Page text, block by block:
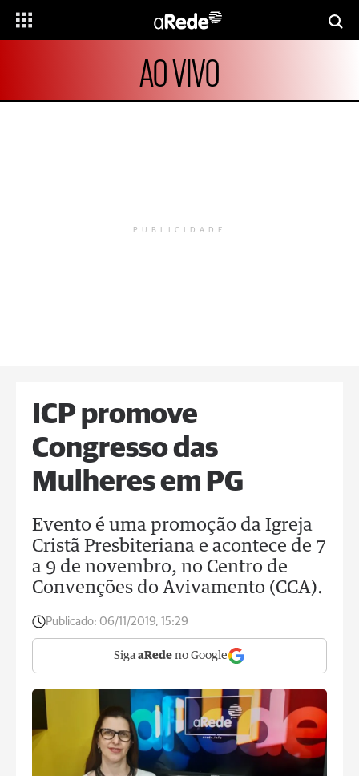
AO VIVO
PUBLICIDADE
ICP promove
Congresso das
Mulheres em PG
Evento é uma promoção da Igreja
Cristã Presbiteriana e acontece de 7
a 9 de novembro, no Centro de
Convenções do Avivamento (CCA).
Publicado: 06/11/2019, 15:29
Siga aRede no Google